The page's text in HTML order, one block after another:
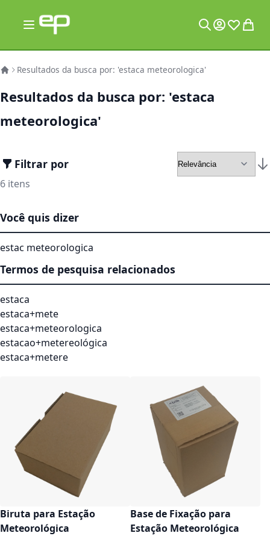
Pular para o conteúdo
Alternar Nav
Minha Conta
Lista de
Meu
Resultados da busca por: 'estaca meteorologica'
Resultados da busca por: 'estaca
meteorologica'
6 itens
Você quis dizer
estac meteorologica
Termos de pesquisa relacionados
estaca
estaca+mete
estaca+meteorologica
estacao+metereológica
estaca+metere
Biruta para Estação
Meteorológica
Base de Fixação para
Estação Meteorológica
Filtrar por